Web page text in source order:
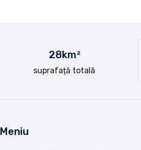
28km²
suprafață totală
Meniu